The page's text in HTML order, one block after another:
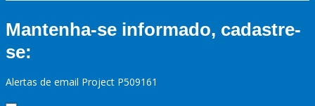
Mantenha-se informado, cadastre-
se:
Alertas de email Project P509161